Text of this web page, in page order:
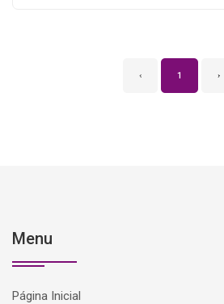
‹ 1 ›
Menu
Página Inicial